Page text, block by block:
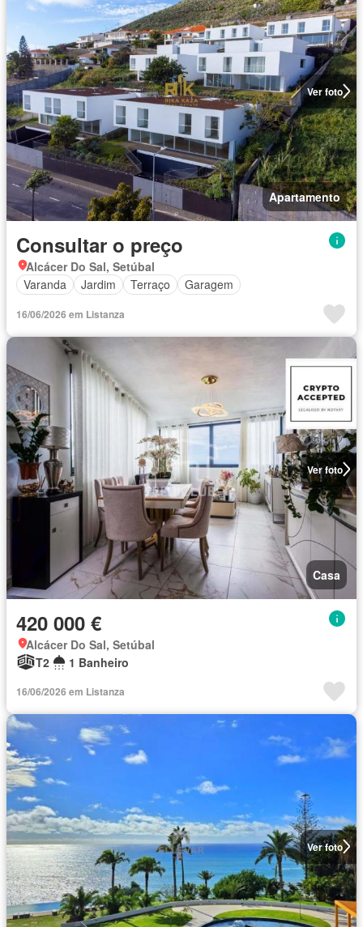
Ver foto
Apartamento
Consultar o preço
Alcácer Do Sal, Setúbal
Varanda
Jardim Terraço Garagem
16/06/2026 em Listanza
Ver foto
Casa
420 000 €
Alcácer Do Sal, Setúbal
T2
1 Banheiro
16/06/2026 em Listanza
Ver foto